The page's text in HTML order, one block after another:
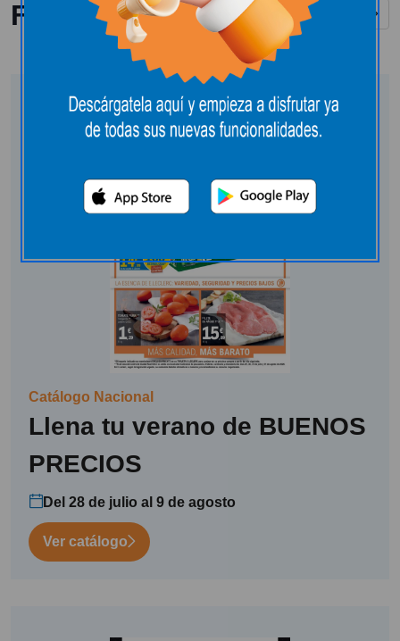
Folletos y catálogos
Catálogo Nacional
Llena tu verano de BUENOS
PRECIOS
Del 28 de julio al 9 de agosto
Ver catálogo